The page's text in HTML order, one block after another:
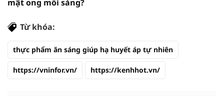
mật ong mỗi sáng?
Từ khóa:
thực phẩm ăn sáng giúp hạ huyết áp tự nhiên
https://vninfor.vn/ https://kenhhot.vn/